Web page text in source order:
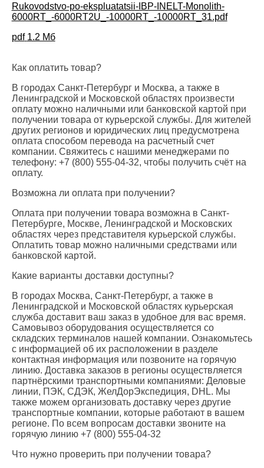
Rukovodstvo-po-ekspluatatsii-IBP-INELT-Monolith-
6000RT_-6000RT2U_-10000RT_-10000RT_31.pdf
pdf 1.2 Мб
Как оплатить товар?
В городах Санкт-Петербург и Москва, а также в
Ленинградской и Московской областях произвести
оплату можно наличными или банковской картой при
получении товара от курьерской службы. Для жителей
других регионов и юридических лиц предусмотрена
оплата способом перевода на расчетный счет
компании. Свяжитесь с нашими менеджерами по
телефону: +7 (800) 555-04-32, чтобы получить счёт на
оплату.
Возможна ли оплата при получении?
Оплата при получении товара возможна в Санкт-
Петербурге, Москве, Ленинградской и Московских
областях через представителя курьерской службы.
Оплатить товар можно наличными средствами или
банковской картой.
Какие варианты доставки доступны?
В городах Москва, Санкт-Петербург, а также в
Ленинградской и Московской областях курьерская
служба доставит ваш заказ в удобное для вас время.
Самовывоз оборудования осуществляется со
складских терминалов нашей компании. Ознакомьтесь
с информацией об их расположении в разделе
контактная информация или позвоните на горячую
линию. Доставка заказов в регионы осуществляется
партнёрскими транспортными компаниями: Деловые
линии, ПЭК, СДЭК, ЖелДорЭкспедиция, DHL. Мы
также можем организовать доставку через другие
транспортные компании, которые работают в вашем
регионе. По всем вопросам доставки звоните на
горячую линию +7 (800) 555-04-32
Что нужно проверить при получении товара?